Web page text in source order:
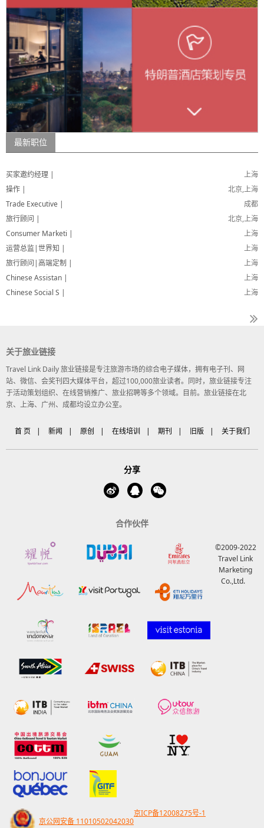
最新职位
上海
买家邀约经理 |
北京,上海
操作 |
成都
Trade Executive |
北京,上海
旅行顾问 |
上海
Consumer Marketi |
上海
运营总监|世界知 |
上海
旅行顾问|高端定制 |
上海
Chinese Assistan |
上海
Chinese Social S |
关于旅业链接
Travel Link Daily 旅业链接是专注旅游市场的综合电子媒体，拥有电子刊、网
站、微信、会奖刊四大媒体平台，超过100,000旅业读者。同时，旅业链接专注
于活动策划组织、在线营销推广、旅业招聘等多个领域。目前。旅业链接在北
京、上海、广州、成都均设立办公室。
首 页 | 新闻 | 原创 | 在线培训 | 期刊 | 旧版 | 关于我们
分享
合作伙伴
©2009-2022
Travel Link
Marketing
Co.,Ltd.
京公网安备 11010502042030
京ICP备12008275号-1